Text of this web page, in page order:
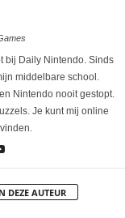
bij Daily Nintendo. Sinds
middelbare school.
Nintendo nooit gestopt.
Je kunt mij online
DEZE AUTEUR